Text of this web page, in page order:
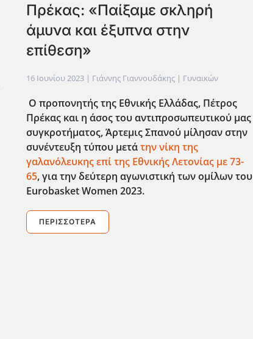
Πρέκας: «Παίξαμε σκληρή
άμυνα και έξυπνα στην
επίθεση»
16 Ιουνίου 2023 | Γιάννης Γιαννουδάκης | Γυναικών
Ο προπονητής της Εθνικής Ελλάδας, Πέτρος
Πρέκας και η άσος του αντιπροσωπευτικού μας
συγκροτήματος, Άρτεμις Σπανού μίλησαν στην
συνέντευξη τύπου μετάτην νίκη της
γαλανόλευκης επί της Εθνικής Λετονίας με 73-
65, για την δεύτερη αγωνιστική των ομίλων του
Eurobasket Women 2023.
ΠΕΡΙΣΣΌΤΕΡΑ